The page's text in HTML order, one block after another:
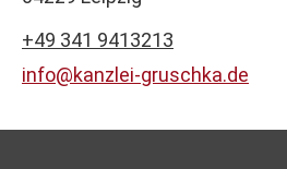
+49 341 9413213
info@kanzlei-gruschka.de